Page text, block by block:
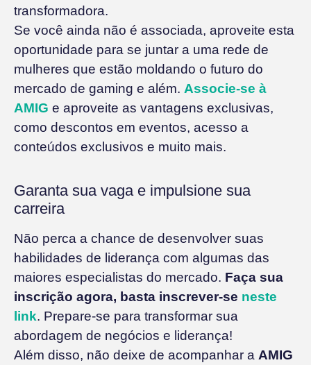
transformadora.
Se você ainda não é associada, aproveite esta
oportunidade para se juntar a uma rede de
mulheres que estão moldando o futuro do
mercado de gaming e além. Associe-se à
AMIG e aproveite as vantagens exclusivas,
como descontos em eventos, acesso a
conteúdos exclusivos e muito mais.
Garanta sua vaga e impulsione sua
carreira
Não perca a chance de desenvolver suas
habilidades de liderança com algumas das
maiores especialistas do mercado. Faça sua
inscrição agora, basta inscrever-se neste
link. Prepare-se para transformar sua
abordagem de negócios e liderança!
Além disso, não deixe de acompanhar a AMIG